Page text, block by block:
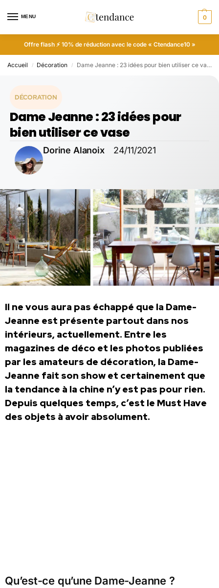
MENU 0
Offre flash ⚡ 10% de réduction avec le code « Ctendance10 »
Accueil / Décoration / Dame Jeanne : 23 idées pour bien utiliser ce vase
DÉCORATION
Dame Jeanne : 23 idées pour
bien utiliser ce vase
Dorine Alanoix 24/11/2021
Il ne vous aura pas échappé que la Dame-
Jeanne est présente partout dans nos
intérieurs, actuellement. Entre les
magazines de déco et les photos publiées
par les amateurs de décoration, la Dame-
Jeanne fait son show et certainement que
la tendance à la chine n’y est pas pour rien.
Depuis quelques temps, c’est le Must Have
des objets à avoir absolument.
Qu’est-ce qu’une Dame-Jeanne ?